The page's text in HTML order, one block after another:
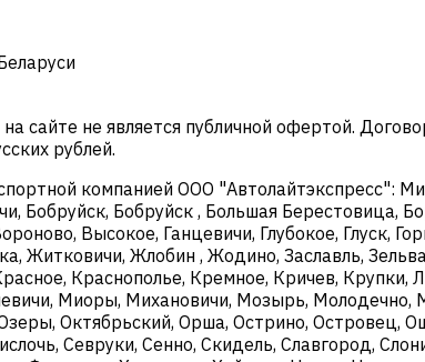
сайте не является публичной офертой.
рублей.
компанией ООО "Автолайтэкспресс":
Бобруйск, Бобруйск , Большая Берестовица,
Высокое, Ганцевичи, Глубокое, Глуск,
Житковичи, Жлобин , Жодино, Заславль,
Краснополье, Кремное, Кричев,
Миоры, Михановичи, Мозырь, Молодечно,
Октябрьский, Орша, Острино, Островец,
Севруки, Сенно, Скидель, Славгород,